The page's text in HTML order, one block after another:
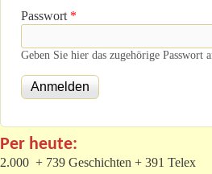
Passwort *
Geben Sie hier das zugehörige Passwort
Per heute:
2.000 + 739 Geschichten + 391 Telex